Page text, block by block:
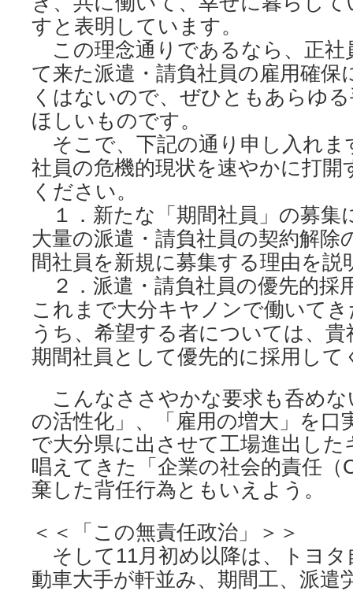
すと表明しています。
この理念通りであるなら、正社
て来た派遣・請負社員の雇用確保
くはないので、ぜひともあらゆ
ほしいものです。
そこで、下記の通り申し入れま
社員の危機的現状を速やかに打
ください。
１．新たな「期間社員」の
大量の派遣・請負社員の契約解除
間社員を新規に募集する理由を
２．派遣・請負社員の優先的採
これまで大分キヤノンで働いて
うち、希望する者については、
期間社員として優先的に採用して
こんなささやかな要求も呑めな
の活性化」、「雇用の増大」を口
で大分県に出させて工場進出し
唱えてきた「企業の社会的責任（
棄した背任行為ともいえよう。
＜＜「この無責任政治」＞＞
そして11月初め以降は、トヨタ
動車大手が軒並み、期間工、派遣